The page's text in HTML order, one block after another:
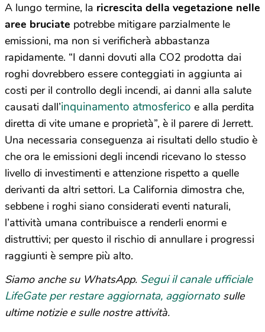
A lungo termine, la ricrescita della vegetazione nelle
aree bruciate potrebbe mitigare parzialmente le
emissioni, ma non si verificherà abbastanza
rapidamente. “I danni dovuti alla CO2 prodotta dai
roghi dovrebbero essere conteggiati in aggiunta ai
costi per il controllo degli incendi, ai danni alla salute
causati dall’inquinamento atmosferico e alla perdita
diretta di vite umane e proprietà”, è il parere di Jerrett.
Una necessaria conseguenza ai risultati dello studio è
che ora le emissioni degli incendi ricevano lo stesso
livello di investimenti e attenzione rispetto a quelle
derivanti da altri settori. La California dimostra che,
sebbene i roghi siano considerati eventi naturali,
l’attività umana contribuisce a renderli enormi e
distruttivi; per questo il rischio di annullare i progressi
raggiunti è sempre più alto.
Siamo anche su WhatsApp. Segui il canale ufficiale
LifeGate per restare aggiornata, aggiornato sulle
ultime notizie e sulle nostre attività.